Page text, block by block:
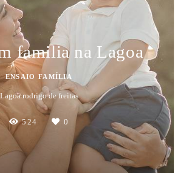
familia na Lagoa
ENSAIO FAMÍLIA
Lagoa rodrigo de freitas
524 0